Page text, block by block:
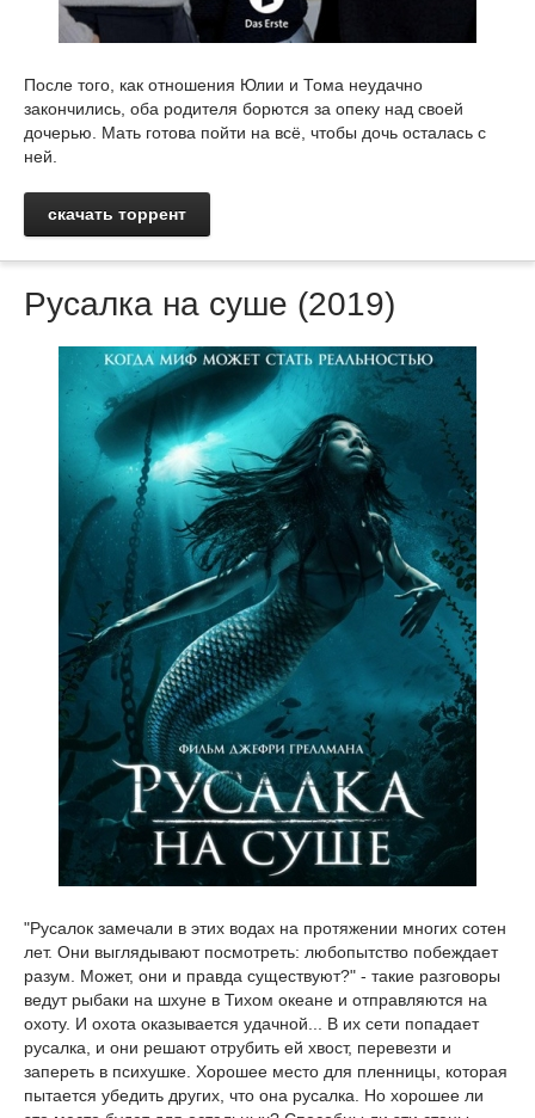
После того, как отношения Юлии и Тома неудачно
закончились, оба родителя борются за опеку над своей
дочерью. Мать готова пойти на всё, чтобы дочь осталась с
ней.
скачать торрент
Русалка на суше (2019)
"Русалок замечали в этих водах на протяжении многих сотен
лет. Они выглядывают посмотреть: любопытство побеждает
разум. Может, они и правда существуют?" - такие разговоры
ведут рыбаки на шхуне в Тихом океане и отправляются на
охоту. И охота оказывается удачной... В их сети попадает
русалка, и они решают отрубить ей хвост, перевезти и
запереть в психушке. Хорошее место для пленницы, которая
пытается убедить других, что она русалка. Но хорошее ли